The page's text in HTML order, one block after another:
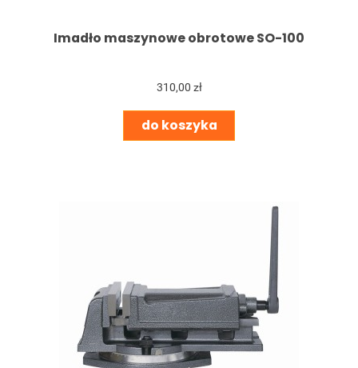
Imadło maszynowe obrotowe SO-100
310,00 zł
do koszyka